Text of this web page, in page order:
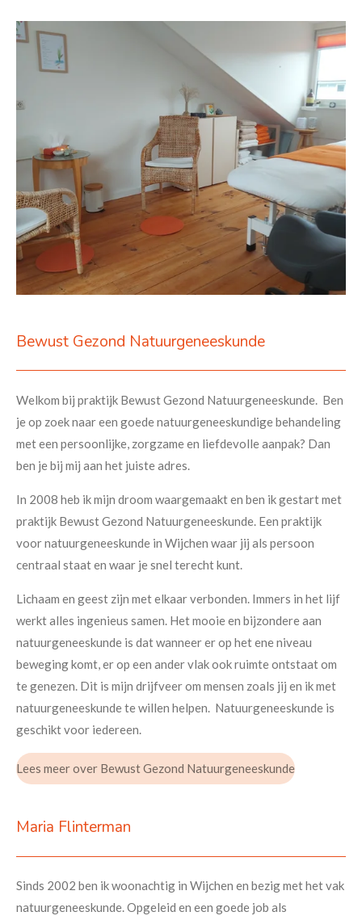
Bewust Gezond Natuurgeneeskunde
Welkom bij praktijk Bewust Gezond Natuurgeneeskunde. Ben
je op zoek naar een goede natuurgeneeskundige behandeling
met een persoonlijke, zorgzame en liefdevolle aanpak? Dan
ben je bij mij aan het juiste adres.
In 2008 heb ik mijn droom waargemaakt en ben ik gestart met
praktijk Bewust Gezond Natuurgeneeskunde. Een praktijk
voor natuurgeneeskunde in Wijchen waar jij als persoon
centraal staat en waar je snel terecht kunt.
Lichaam en geest zijn met elkaar verbonden. Immers in het lijf
werkt alles ingenieus samen. Het mooie en bijzondere aan
natuurgeneeskunde is dat wanneer er op het ene niveau
beweging komt, er op een ander vlak ook ruimte ontstaat om
te genezen. Dit is mijn drijfveer om mensen zoals jij en ik met
natuurgeneeskunde te willen helpen. Natuurgeneeskunde is
geschikt voor iedereen.
Lees meer over Bewust Gezond Natuurgeneeskunde
Maria Flinterman
Sinds 2002 ben ik woonachtig in Wijchen en bezig met het vak
natuurgeneeskunde. Opgeleid en een goede job als